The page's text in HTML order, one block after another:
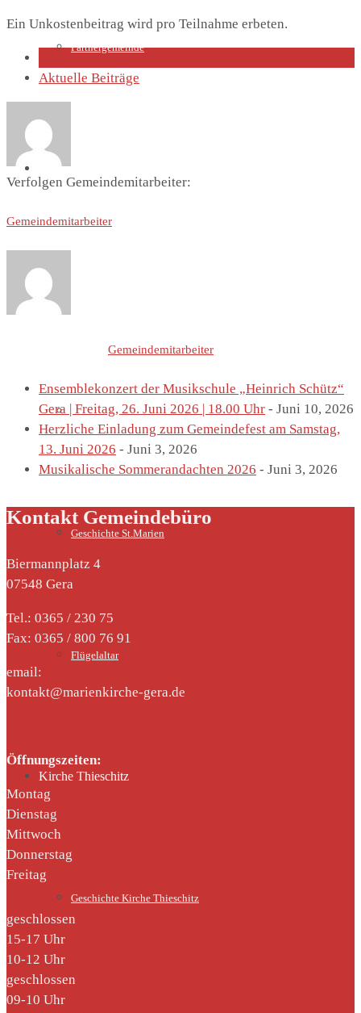
Partnergemeinde
Predigten
St. Marien
Marienkirche
Geschichte St.Marien
Flügelaltar
Kirche Thieschitz
Geschichte Kirche Thieschitz
Ein Unkostenbeitrag wird pro Teilnahme erbeten.
Über den Autor
Aktuelle Beiträge
Verfolgen Gemeindemitarbeiter:
Gemeindemitarbeiter
Gemeindemitarbeiter
Ensemblekonzert der Musikschule „Heinrich Schütz“
Gera | Freitag, 26. Juni 2026 | 18.00 Uhr - Juni 10, 2026
Herzliche Einladung zum Gemeindefest am Samstag,
13. Juni 2026 - Juni 3, 2026
Musikalische Sommerandachten 2026 - Juni 3, 2026
Kontakt Gemeindebüro
Biermannplatz 4
07548 Gera
Tel.: 0365 / 230 75
Fax: 0365 / 800 76 91
email:
kontakt@marienkirche-gera.de
Öffnungszeiten:
Montag
Dienstag
Mittwoch
Donnerstag
Freitag
geschlossen
15-17 Uhr
10-12 Uhr
geschlossen
09-10 Uhr